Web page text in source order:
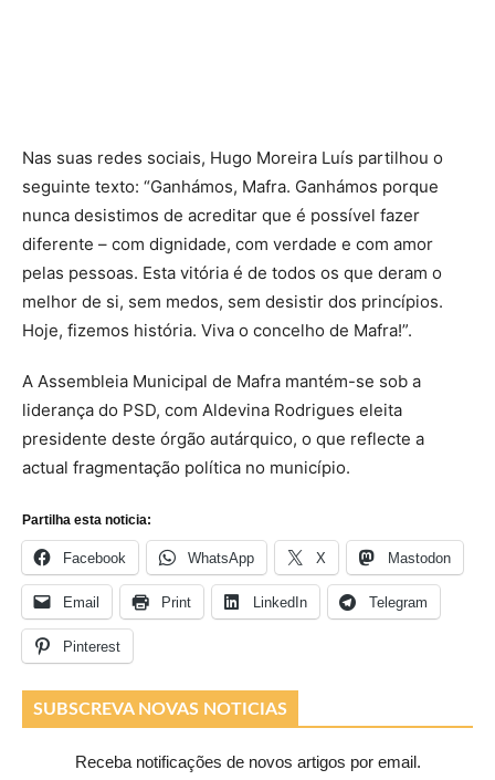
Nas suas redes sociais, Hugo Moreira Luís partilhou o
seguinte texto: “Ganhámos, Mafra. Ganhámos porque
nunca desistimos de acreditar que é possível fazer
diferente – com dignidade, com verdade e com amor
pelas pessoas. Esta vitória é de todos os que deram o
melhor de si, sem medos, sem desistir dos princípios.
Hoje, fizemos história. Viva o concelho de Mafra!”.
A Assembleia Municipal de Mafra mantém-se sob a
liderança do PSD, com Aldevina Rodrigues eleita
presidente deste órgão autárquico, o que reflecte a
actual fragmentação política no município.
Partilha esta noticia:
Facebook WhatsApp X Mastodon
Email Print LinkedIn Telegram
Pinterest
SUBSCREVA NOVAS NOTICIAS
Receba notificações de novos artigos por email.